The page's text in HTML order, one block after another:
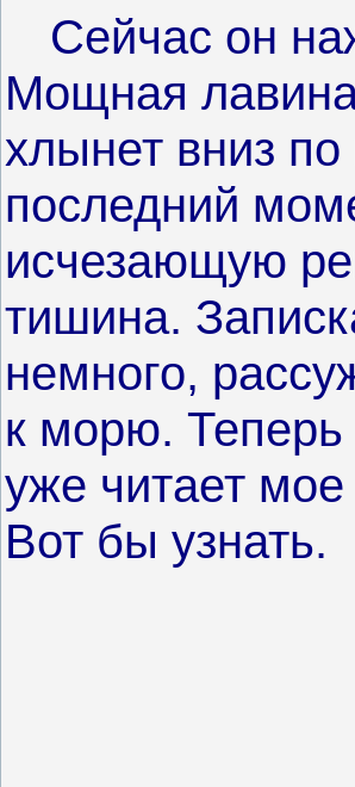
Сейчас он
Мощная
хлынет вниз
последний
исчезающую
тишина.
немного,
к морю.
уже читает
Вот бы узнать.